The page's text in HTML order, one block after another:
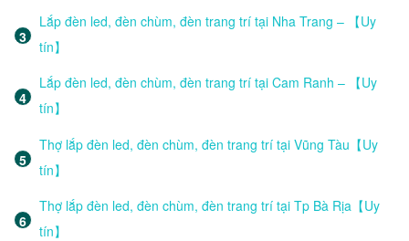
Lắp đèn led, đèn chùm, đèn trang trí tại Nha Trang – 【Uy
tín】
Lắp đèn led, đèn chùm, đèn trang trí tại Cam Ranh – 【Uy
tín】
Thợ lắp đèn led, đèn chùm, đèn trang trí tại Vũng Tàu【Uy
tín】
Thợ lắp đèn led, đèn chùm, đèn trang trí tại Tp Bà Rịa【Uy
tín】